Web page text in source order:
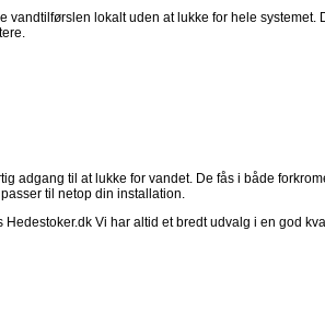
lokalt uden at lukke for hele systemet.
adgang til at lukke for vandet. De fås i både
til netop din installation.
Vi har altid et bredt udvalg i en god